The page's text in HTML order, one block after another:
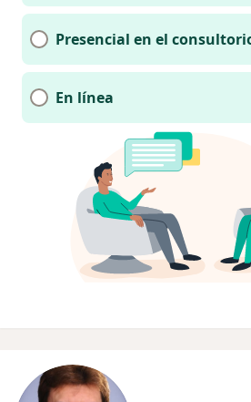
Presencial en el
En línea